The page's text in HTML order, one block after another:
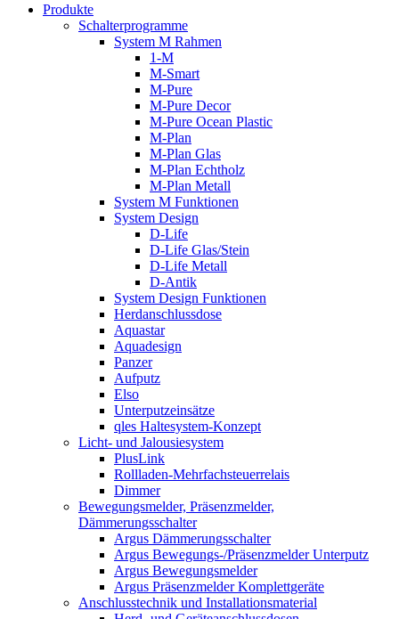
Produkte
Schalterprogramme
System M Rahmen
1-M
M-Smart
M-Pure
M-Pure Decor
M-Pure Ocean Plastic
M-Plan
M-Plan Glas
M-Plan Echtholz
M-Plan Metall
System M Funktionen
System Design
D-Life
D-Life Glas/Stein
D-Life Metall
D-Antik
System Design Funktionen
Herdanschlussdose
Aquastar
Aquadesign
Panzer
Aufputz
Elso
Unterputzeinsätze
qles Haltesystem-Konzept
Licht- und Jalousiesystem
PlusLink
Rollladen-Mehrfachsteuerrelais
Dimmer
Bewegungsmelder, Präsenzmelder,
Dämmerungsschalter
Argus Dämmerungsschalter
Argus Bewegungs-/Präsenzmelder Unterputz
Argus Bewegungsmelder
Argus Präsenzmelder Komplettgeräte
Anschlusstechnik und Installationsmaterial